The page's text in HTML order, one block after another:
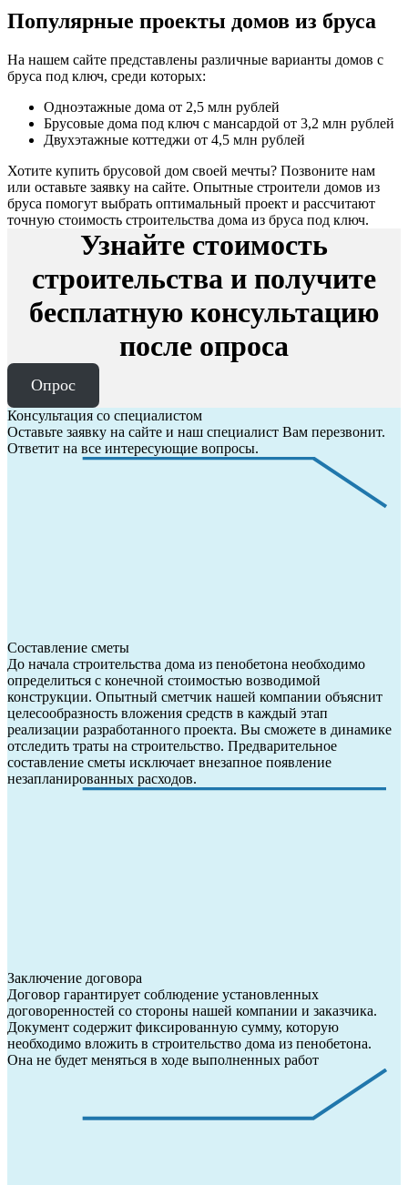
Популярные проекты домов из бруса
На нашем сайте представлены различные варианты домов с
бруса под ключ, среди которых:
Одноэтажные дома от 2,5 млн рублей
Брусовые дома под ключ с мансардой от 3,2 млн рублей
Двухэтажные коттеджи от 4,5 млн рублей
Хотите купить брусовой дом своей мечты? Позвоните нам
или оставьте заявку на сайте. Опытные строители домов из
бруса помогут выбрать оптимальный проект и рассчитают
точную стоимость строительства дома из бруса под ключ.
Узнайте стоимость
строительства и получите
бесплатную консультацию
после опроса
Опрос
Консультация со специалистом
Оставьте заявку на сайте и наш специалист Вам перезвонит.
Ответит на все интересующие вопросы.
Составление сметы
До начала строительства дома из пенобетона необходимо
определиться с конечной стоимостью возводимой
конструкции. Опытный сметчик нашей компании объяснит
целесообразность вложения средств в каждый этап
реализации разработанного проекта. Вы сможете в динамике
отследить траты на строительство. Предварительное
составление сметы исключает внезапное появление
незапланированных расходов.
Заключение договора
Договор гарантирует соблюдение установленных
договоренностей со стороны нашей компании и заказчика.
Документ содержит фиксированную сумму, которую
необходимо вложить в строительство дома из пенобетона.
Она не будет меняться в ходе выполненных работ